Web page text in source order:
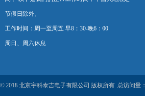
节假日除外。
工作时间：周一至周五 早8：30-晚6：00
周日、周六休息
© 2018 北京宇科泰吉电子有限公司 版权所有 总访问量：